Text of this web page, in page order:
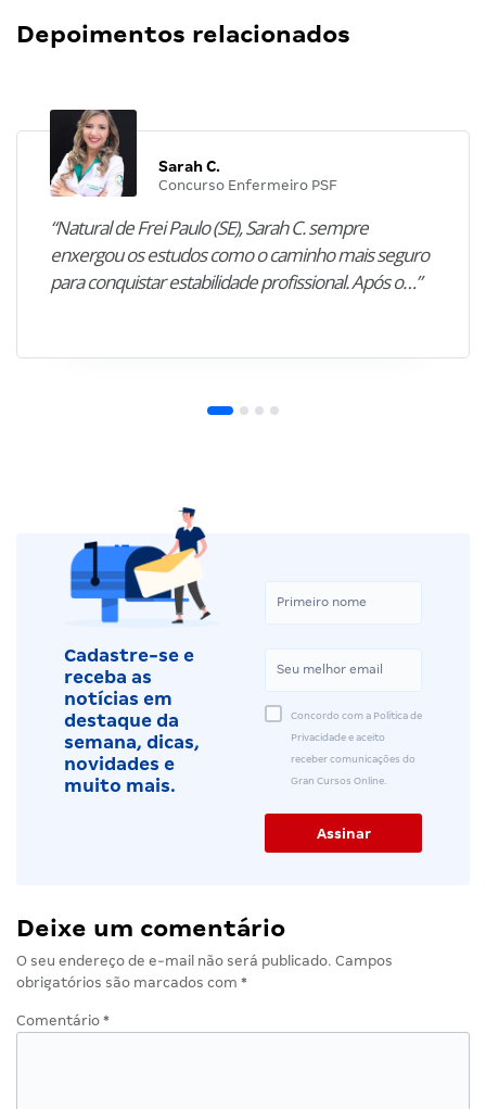
Depoimentos relacionados
Sarah C.
Concurso Enfermeiro PSF
“Natural de Frei Paulo (SE), Sarah C. sempre
enxergou os estudos como o caminho mais seguro
para conquistar estabilidade profissional. Após o…”
Cadastre-se e
receba as
notícias em
destaque da
semana, dicas,
novidades e
muito mais.
Concordo com a Política de
Privacidade e aceito
receber comunicações do
Gran Cursos Online.
Deixe um comentário
O seu endereço de e-mail não será publicado. Campos
obrigatórios são marcados com *
Comentário *